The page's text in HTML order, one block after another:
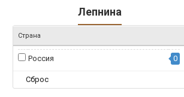
Лепнина
Страна
Россия 0
Сброс